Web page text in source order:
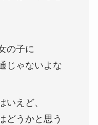
の子に
じゃないよな
いえど、
どうかと思う